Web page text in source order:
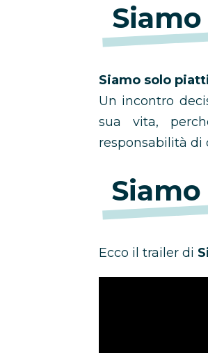
Siamo solo
Un incontro
sua vita,
responsabilità di
Ecco il trailer di